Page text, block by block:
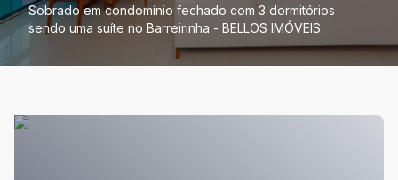
Sobrado em condomínio fechado com 3 dormitórios
sendo uma suíte no Barreirinha - BELLOS IMÓVEIS